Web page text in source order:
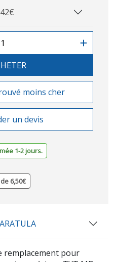
moins cher
un devis
1-2 jours.
6,50€
remplacement pour